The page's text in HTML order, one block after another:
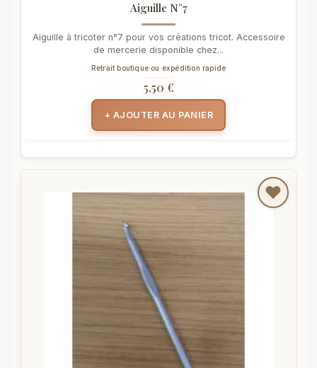
Aiguille N°7
Aiguille à tricoter n°7 pour vos créations tricot. Accessoire
de mercerie disponible chez...
Retrait boutique ou expédition rapide
5,50 €
+ AJOUTER AU PANIER